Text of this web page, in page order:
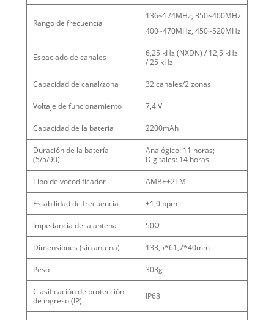
Rango de frecuencia
136~174MHz, 350~400MHz
400~470MHz, 450~520MHz
Espaciado de canales
6,25 kHz (NXDN) / 12,5 kHz
/ 25 kHz
Capacidad de canal/zona 32 canales/2 zonas
Voltaje de funcionamiento 7,4 V
Capacidad de la batería 2200mAh
Duración de la batería
(5/5/90)
Analógico: 11 horas;
Digitales: 14 horas
Tipo de vocodificador AMBE+2TM
Estabilidad de frecuencia ±1,0 ppm
Impedancia de la antena 50Ω
Dimensiones (sin antena) 133,5*61,7*40mm
Peso 303g
Clasificación de protección
de ingreso (IP)
IP68